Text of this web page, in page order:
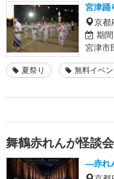
宮津踊
京都
期間
宮津市
夏祭り 無料イベン
舞鶴赤れんが怪談
―赤れ